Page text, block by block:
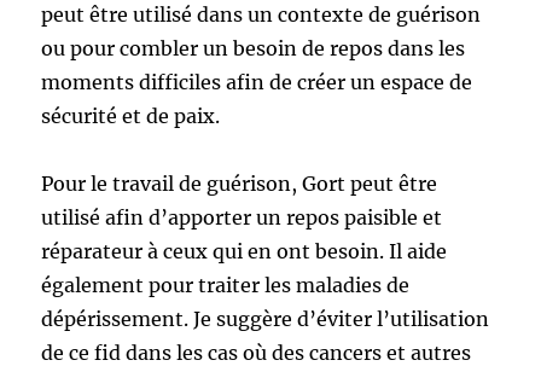
peut être utilisé dans un contexte de guérison
ou pour combler un besoin de repos dans les
moments difficiles afin de créer un espace de
sécurité et de paix.
Pour le travail de guérison, Gort peut être
utilisé afin d’apporter un repos paisible et
réparateur à ceux qui en ont besoin. Il aide
également pour traiter les maladies de
dépérissement. Je suggère d’éviter l’utilisation
de ce fid dans les cas où des cancers et autres